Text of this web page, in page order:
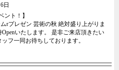
日
ント！】
rプレゼン 芸術の秋 絶対盛り上がりま
Openいたします。 是非ご来店頂きたい
フ一同お待ちしております。